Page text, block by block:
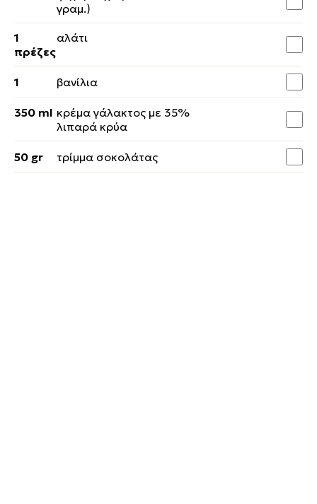
γραμ.)
1
πρέζες
αλάτι
1 βανίλια
350 ml κρέμα γάλακτος με 35%
λιπαρά κρύα
50 gr τρίμμα σοκολάτας